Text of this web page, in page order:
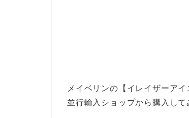
メイベリンの【イレイザーア
並行輸入ショップから購入して